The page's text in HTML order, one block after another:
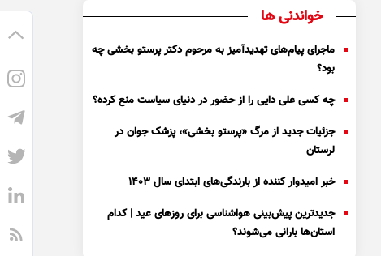
خواندنی ها
ماجرای پیام‌های تهدیدآمیز به مرحوم دکتر پرستو بخشی چه
بود؟
چه کسی علی دایی را از حضور در دنیای سیاست منع کرده؟
جزئیات جدید از مرگ «پرستو بخشی»، پزشک جوان در
لرستان
خبر امیدوار کننده از بارندگی‌های ابتدای سال ۱۴۰۳
جدیدترین پیش‌بینی هواشناسی برای روزهای عید | کدام
استان‌ها بارانی می‌شوند؟